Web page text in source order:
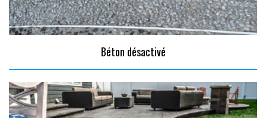
Béton désactivé